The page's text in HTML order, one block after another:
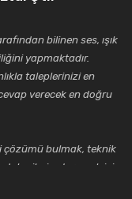
bilinen ses, ışık
yapmaktadır.
taleplerinizi en
verecek en doğru
bulmak, teknik
ileriye taşımak için